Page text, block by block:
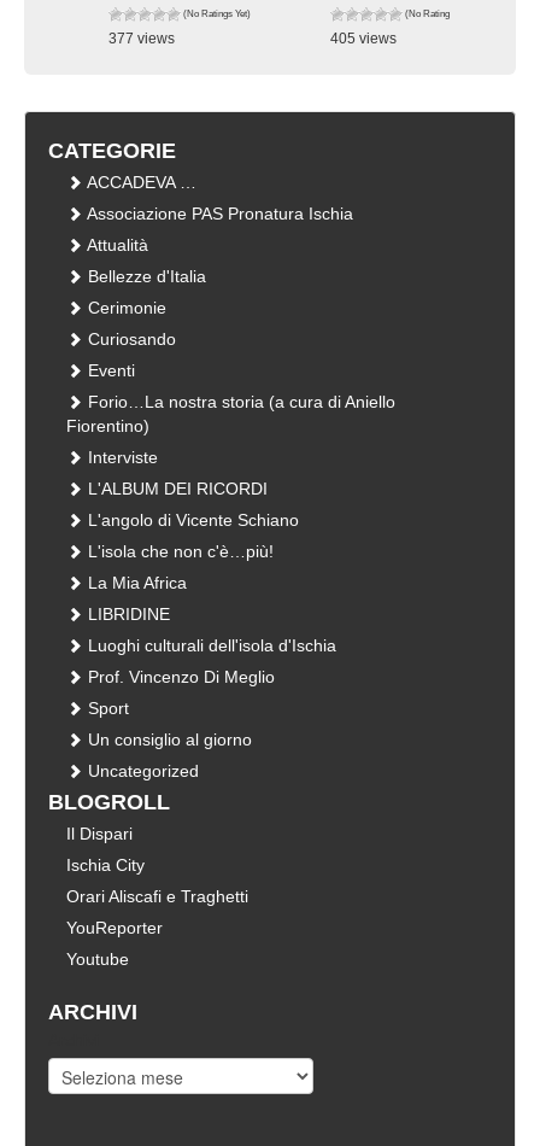
(No Ratings Yet)
377 views
(No Ratings Yet)
405 views
CATEGORIE
ACCADEVA …
Associazione PAS Pronatura Ischia
Attualità
Bellezze d'Italia
Cerimonie
Curiosando
Eventi
Forio…La nostra storia (a cura di Aniello
Fiorentino)
Interviste
L'ALBUM DEI RICORDI
L'angolo di Vicente Schiano
L'isola che non c'è…più!
La Mia Africa
LIBRIDINE
Luoghi culturali dell'isola d'Ischia
Prof. Vincenzo Di Meglio
Sport
Un consiglio al giorno
Uncategorized
BLOGROLL
Il Dispari
Ischia City
Orari Aliscafi e Traghetti
YouReporter
Youtube
ARCHIVI